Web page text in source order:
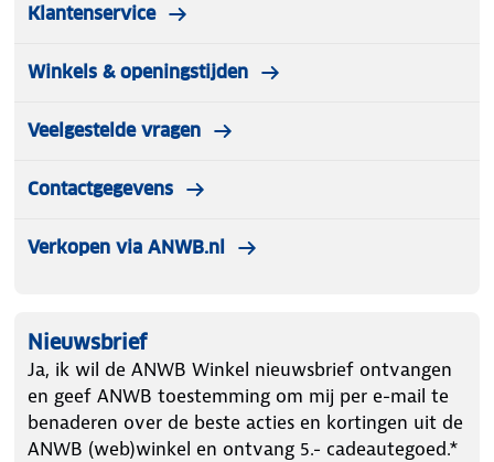
Klantenservice
Winkels & openingstijden
Veelgestelde vragen
Contactgegevens
Verkopen via ANWB.nl
Nieuwsbrief
Ja, ik wil de ANWB Winkel nieuwsbrief ontvangen
en geef ANWB toestemming om mij per e-mail te
benaderen over de beste acties en kortingen uit de
ANWB (web)winkel en ontvang 5.- cadeautegoed.*